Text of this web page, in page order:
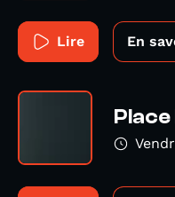
Lire En